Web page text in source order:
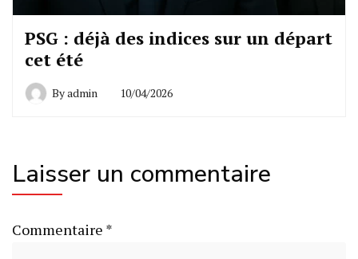
PSG : déjà des indices sur un départ
cet été
Byadmin 10/04/2026
Laisser un commentaire
Commentaire *